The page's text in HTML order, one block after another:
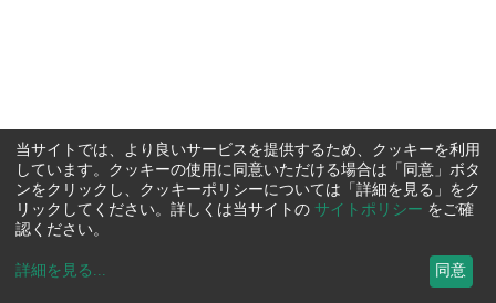
当サイトでは、より良いサービスを提供するため、クッキーを利用
しています。クッキーの使用に同意いただける場合は「同意」ボタ
ンをクリックし、クッキーポリシーについては「詳細を見る」をク
リックしてください。詳しくは当サイトの サイトポリシー をご確
認ください。
詳細を見る ... 同意